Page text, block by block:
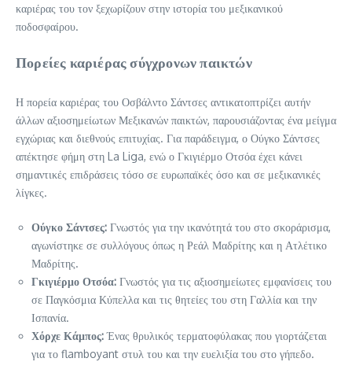
καριέρας του τον ξεχωρίζουν στην ιστορία του μεξικανικού
ποδοσφαίρου.
Πορείες καριέρας σύγχρονων παικτών
Η πορεία καριέρας του Οσβάλντο Σάντσες αντικατοπτρίζει αυτήν
άλλων αξιοσημείωτων Μεξικανών παικτών, παρουσιάζοντας ένα μείγμα
εγχώριας και διεθνούς επιτυχίας. Για παράδειγμα, ο Ούγκο Σάντσες
απέκτησε φήμη στη La Liga, ενώ ο Γκιγιέρμο Οτσόα έχει κάνει
σημαντικές επιδράσεις τόσο σε ευρωπαϊκές όσο και σε μεξικανικές
λίγκες.
Ούγκο Σάντσες: Γνωστός για την ικανότητά του στο σκοράρισμα,
αγωνίστηκε σε συλλόγους όπως η Ρεάλ Μαδρίτης και η Ατλέτικο
Μαδρίτης.
Γκιγιέρμο Οτσόα: Γνωστός για τις αξιοσημείωτες εμφανίσεις του
σε Παγκόσμια Κύπελλα και τις θητείες του στη Γαλλία και την
Ισπανία.
Χόρχε Κάμπος:Ένας θρυλικός τερματοφύλακας που γιορτάζεται
για το flamboyant στυλ του και την ευελιξία του στο γήπεδο.